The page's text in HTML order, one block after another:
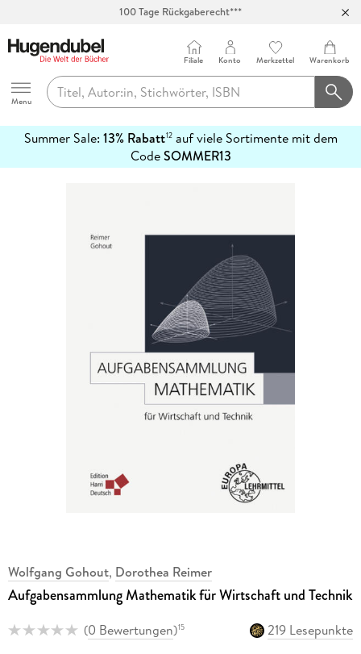
100 Tage Rückgaberecht***
Hugendubel
Menu
Filiale Konto Merkzettel Warenkorb
Summer Sale: 13% Rabatt12auf viele Sortimente mit dem
CodeSOMMER13
erfahren
Wolfgang Gohout, Dorothea Reimer
Aufgabensammlung Mathematik für Wirtschaft und Technik
(0 Bewertungen)15
219 Lesepunkte